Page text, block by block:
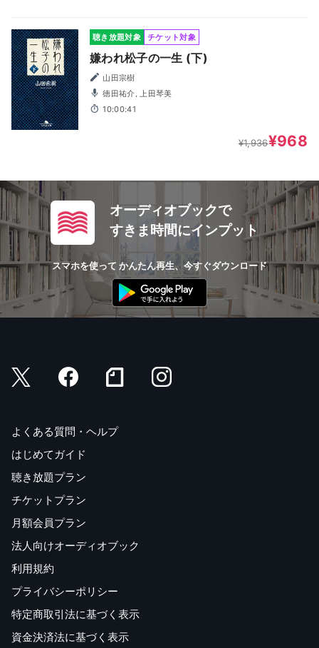
聴き放題対象 チケット対象
嫌われ松子の一生 (下)
山田宗樹
徳田祐介, 上田琴美
10:00:41
¥1,936¥968
オーディオブックで
すきま時間にインプット
スマホを使って かんたん再生、今すぐダウンロード
よくある質問・ヘルプ
はじめてガイド
聴き放題プラン
チケットプラン
月額会員プラン
法人向けオーディオブック
利用規約
プライバシーポリシー
特定商取引法に基づく表示
資金決済法に基づく表示